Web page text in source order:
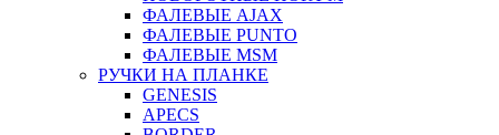
ФАЛЕВЫЕ AJAX
ФАЛЕВЫЕ PUNTO
ФАЛЕВЫЕ MSM
РУЧКИ НА ПЛАНКЕ
GENESIS
APECS